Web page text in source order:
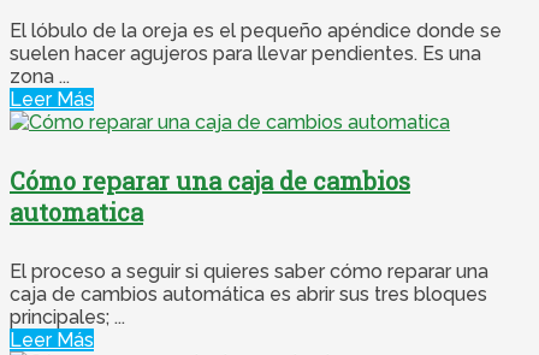
El lóbulo de la oreja es el pequeño apéndice donde se
suelen hacer agujeros para llevar pendientes. Es una
zona ...
Leer Más
Cómo reparar una caja de cambios
automatica
El proceso a seguir si quieres saber cómo reparar una
caja de cambios automática es abrir sus tres bloques
principales; ...
Leer Más